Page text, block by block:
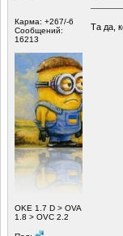
Карма: +267/-6
Сообщений:
16213
ОKE 1.7 D > OVA
1.8 > OVC 2.2
Та да,